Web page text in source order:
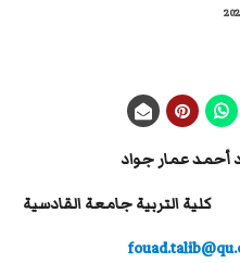
عمار جواد
التربية جامعة القادسية